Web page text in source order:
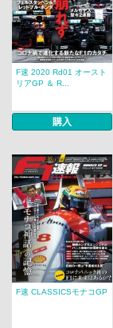
F速 2020 Rd01 オースト
リアGP ＆ R...
購入
F速 CLASSICSモナコGP